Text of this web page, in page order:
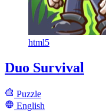
html5
Duo Survival
Puzzle
English